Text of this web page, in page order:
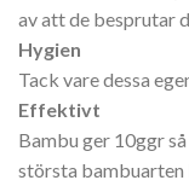
av att de besprutar
Hygien
Tack vare dessa
Effektivt
Bambu ger 10ggr
största bambuarten